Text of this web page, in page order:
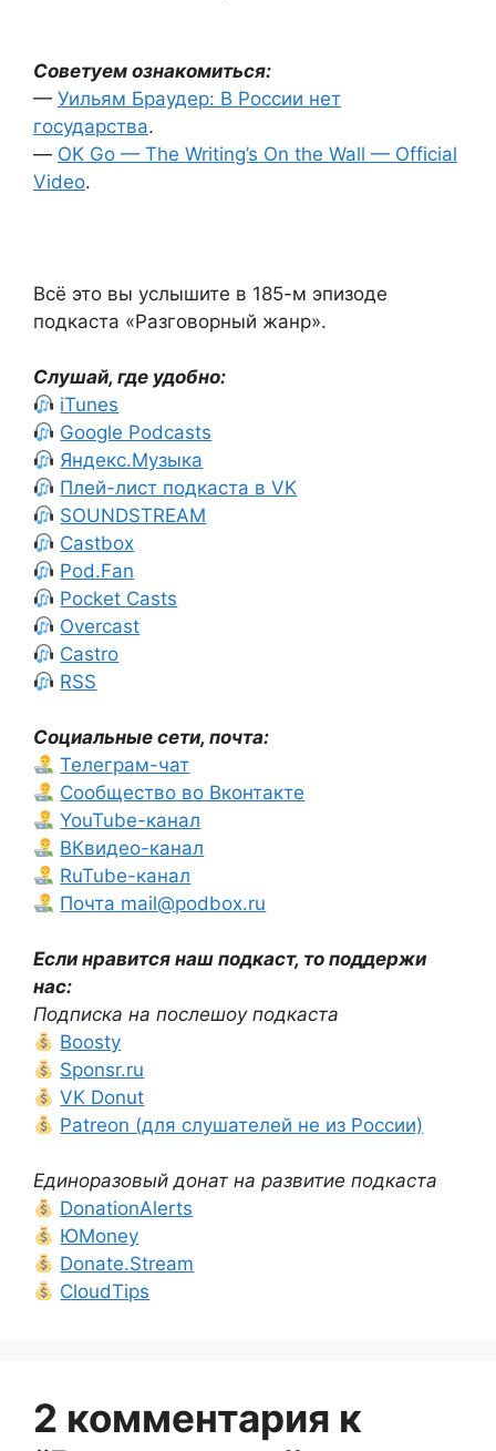
Советуем ознакомиться:
— Уильям Браудер: В России нет
государства.
— OK Go — The Writing’s On the Wall — Official
Video.
Всё это вы услышите в 185-м эпизоде
подкаста «Разговорный жанр».
Слушай, где удобно:
iTunes
Google Podcasts
Яндекс.Музыка
Плей-лист подкаста в VK
SOUNDSTREAM
Castbox
Pod.Fan
Pocket Casts
Overcast
Castro
RSS
Социальные сети, почта:
Телеграм-чат
Сообщество во Вконтакте
YouTube-канал
ВКвидео-канал
RuTube-канал
Почта mail@podbox.ru
Если нравится наш подкаст, то поддержи
нас:
Подписка на послешоу подкаста
Boosty
Sponsr.ru
VK Donut
Patreon (для слушателей не из России)
Единоразовый донат на развитие подкаста
DonationAlerts
ЮMoney
Donate.Stream
CloudTips
2 комментария к